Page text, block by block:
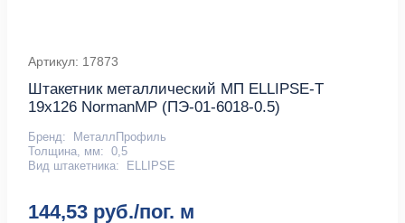
Артикул: 17873
Штакетник металлический МП ELLIPSE-T
19х126 NormanMP (ПЭ-01-6018-0.5)
Бренд:
МеталлПрофиль
Толщина, мм: 0,5
Вид штакетника:
ELLIPSE
144,53 руб./пог. м